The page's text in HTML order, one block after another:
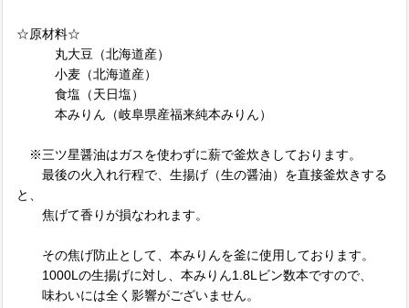
☆原材料☆
丸大豆（北海道産）
小麦（北海道産）
食塩（天日塩）
本みりん（岐阜県産福来純本みりん）
※三ツ星醤油はガスを使わずに薪で釜炊きしております。
最後の火入れ行程で、生揚げ（生の醤油）を直接釜炊きする
と、
焦げて香りが損なわれます。
その焦げ防止として、本みりんを釜に使用しております。
1000Lの生揚げに対し、本みりん1.8Lビン数本ですので、
味わいには全く影響がございません。